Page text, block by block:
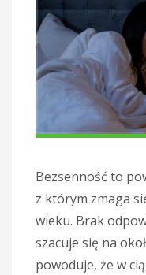
Bezsenność to
z którym zmaga
wieku. Brak
szacuje się na
powoduje, że w